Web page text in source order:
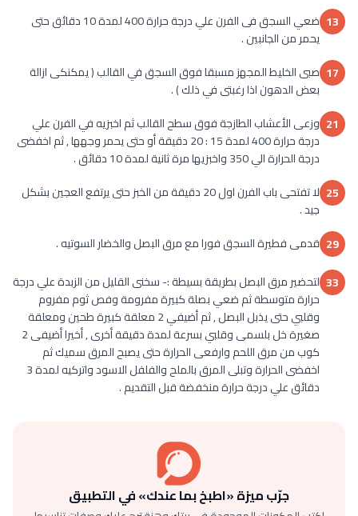
13
ضعي السجق فى الفرن علي درجة حرارة 400 لمدة 10 دقائق حتى
يحمر من الجانبين .
17 صبى الخليط المجهز مسبقا فوق السجق في القالب ( يمكنكى ازالة
بعض الدهون اذا رغبتى في ذلك ) .
21 وزعى الأعشاب الطازجة فوق سطح القالب ثم اخبزيه في الفرن علي
درجة حرارة 400 لمدة 15 : 20 دقيقة أو حتى يحمر وجهها , ثم اخفضى
درجة الحرارة الي 350 واخبزيها مرة ثانية لمدة 10 دقائق .
25
لا تفتحى باب الفرن اول 20 دقيقة من الخبز حتى يرتفع العجين بشكل
جيد .
29 قدمى فطيرة السجق فورا مع مرق البصل والخضار السوتيه .
33 لتحضير مرق البصل بطريقة بسيطة :- سخنى القليل من الزبدة علي درجة
حرارة متوسطة ثم ضعي بصلة كبيرة مفرومة وفص ثوم مفروم
وقلبي حتى يذبل البصل , ثم أضيفي 2 معلقة كبيرة طحين ومعلقة
صغيرة خل بلسمى وقلبي بسرعة لمدة دقيقة أخرى , أخيرا أضيفى 2
كوب من مرق اللحم وارفعى الحرارة حتى يصبح المرق سميك ثم
اخفضى الحرارة وتبلى المرق بالملح والفلفل الاسود واتركيه لمدة 3
دقائق علي درجة حرارة منخفضة قبل التقديم .
جرّب ميزة «اطبخ بما عندك» في التطبيق